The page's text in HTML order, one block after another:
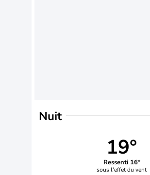
Nuit
19°
Ressenti 16°
sous l'effet du vent